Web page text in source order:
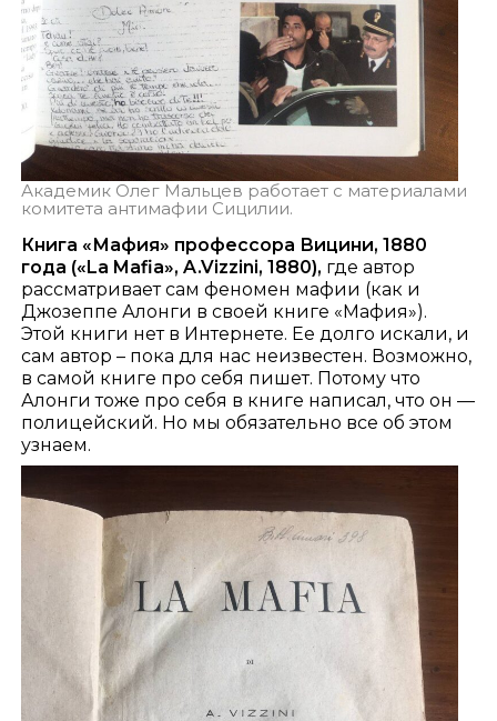
Академик Олег Мальцев работает с материалами
комитета антимафии Сицилии.
Книга «Мафия» профессора Вицини, 1880
года («La Mafia», A.Vizzini, 1880), где автор
рассматривает сам феномен мафии (как и
Джозеппе Алонги в своей книге «Мафия»).
Этой книги нет в Интернете. Ее долго искали, и
сам автор – пока для нас неизвестен. Возможно,
в самой книге про себя пишет. Потому что
Алонги тоже про себя в книге написал, что он —
полицейский. Но мы обязательно все об этом
узнаем.